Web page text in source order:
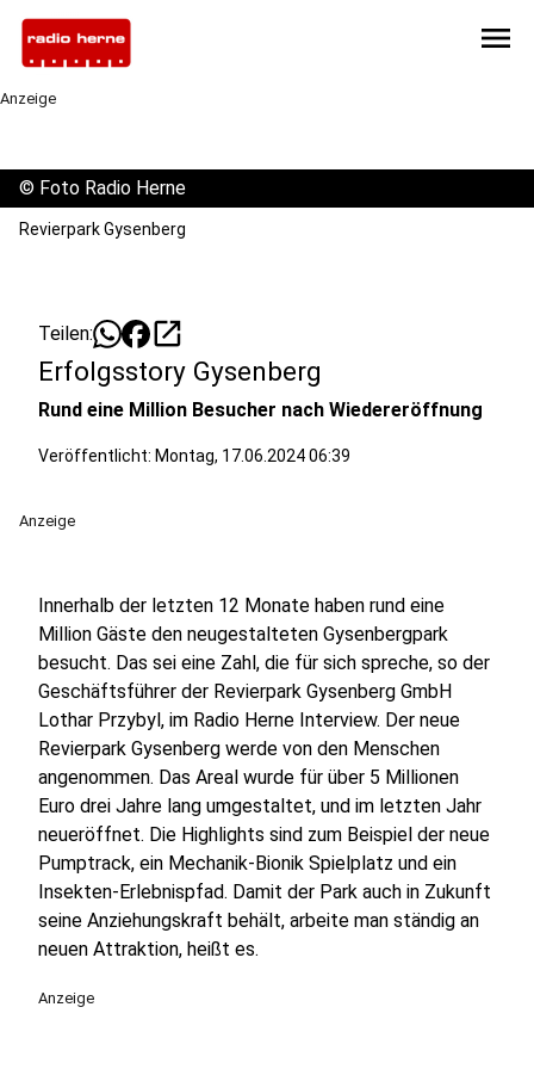
menu
Anzeige
© Foto Radio Herne
Revierpark Gysenberg
Teilen: open_in_new
Erfolgsstory Gysenberg
Rund eine Million Besucher nach Wiedereröffnung
Veröffentlicht: Montag, 17.06.2024 06:39
Anzeige
Innerhalb der letzten 12 Monate haben rund eine
Million Gäste den neugestalteten Gysenbergpark
besucht. Das sei eine Zahl, die für sich spreche, so der
Geschäftsführer der Revierpark Gysenberg GmbH
Lothar Przybyl, im Radio Herne Interview. Der neue
Revierpark Gysenberg werde von den Menschen
angenommen. Das Areal wurde für über 5 Millionen
Euro drei Jahre lang umgestaltet, und im letzten Jahr
neueröffnet. Die Highlights sind zum Beispiel der neue
Pumptrack, ein Mechanik-Bionik Spielplatz und ein
Insekten-Erlebnispfad. Damit der Park auch in Zukunft
seine Anziehungskraft behält, arbeite man ständig an
neuen Attraktion, heißt es.
Anzeige